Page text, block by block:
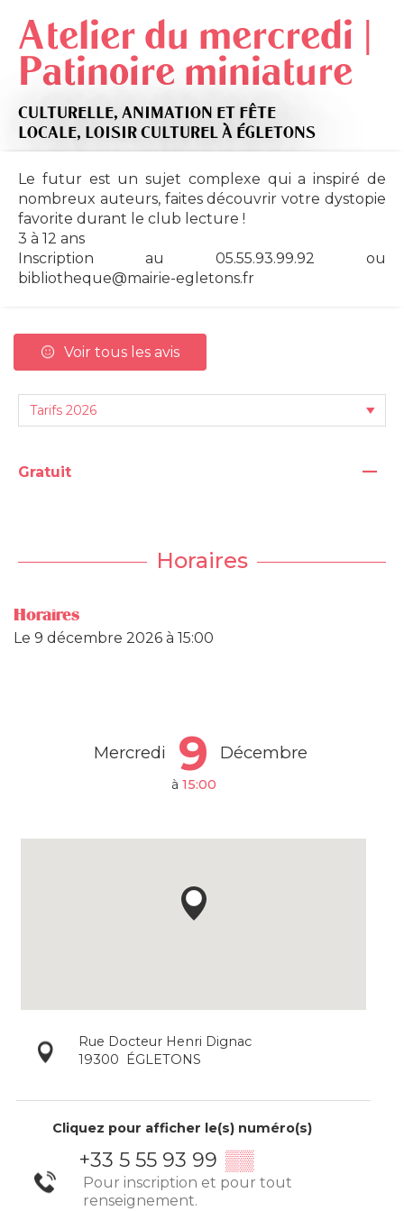
Atelier du mercredi |
Patinoire miniature
CULTURELLE, ANIMATION ET FÊTE
LOCALE, LOISIR CULTUREL À ÉGLETONS
Le futur est un sujet complexe qui a inspiré de
nombreux auteurs, faites découvrir votre dystopie
favorite durant le club lecture !
3 à 12 ans
Inscription au 05.55.93.99.92 ou
bibliotheque@mairie-egletons.fr
Voir tous les avis
Gratuit —
Horaires
Horaires
Le 9 décembre 2026 à 15:00
Mercredi 9 Décembre
à 15:00
Rue Docteur Henri Dignac
19300
ÉGLETONS
Cliquez pour afficher le(s) numéro(s)
+33 5 55 93 99 ▒▒
Pour inscription et pour tout
renseignement.